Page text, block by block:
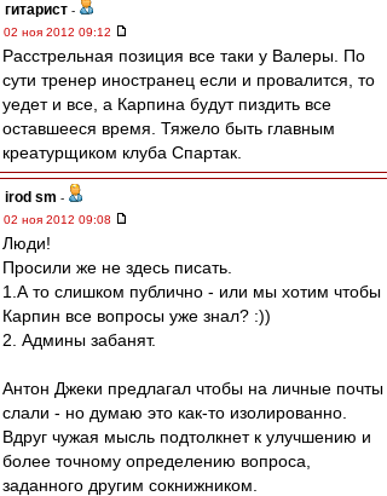
гитарист -
02 ноя 2012 09:12
Расстрельная позиция все таки у Валеры. По
сути тренер иностранец если и провалится, то
уедет и все, а Карпина будут пиздить все
оставшееся время. Тяжело быть главным
креатурщиком клуба Спартак.
irod sm -
02 ноя 2012 09:08
Люди!
Просили же не здесь писать.
1.А то слишком публично - или мы хотим чтобы
Карпин все вопросы уже знал? :))
2. Админы забанят.
Антон Джеки предлагал чтобы на личные почты
слали - но думаю это как-то изолированно.
Вдруг чужая мысль подтолкнет к улучшению и
более точному определению вопроса,
заданного другим сокнижником.